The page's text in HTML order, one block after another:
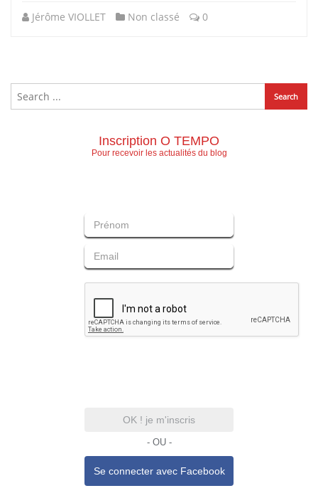
Jérôme VIOLLET Non classé 0
Inscription O TEMPO
Pour recevoir les actualités du blog
OK ! je m'inscris
- OU -
Se connecter avec Facebook